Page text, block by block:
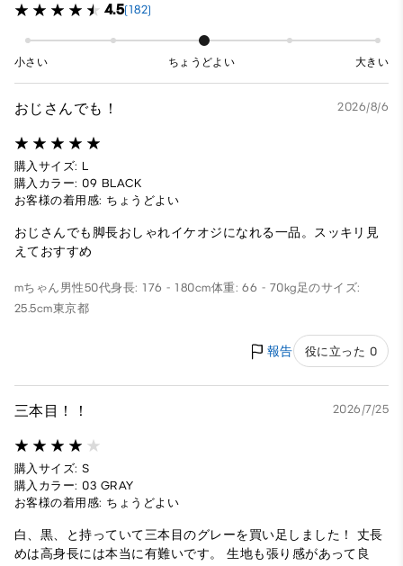
4.5(182)
小さい ちょうどよい 大きい
おじさんでも！ 2026/8/6
購入サイズ: L
購入カラー: 09 BLACK
お客様の着用感: ちょうどよい
おじさんでも脚長おしゃれイケオジになれる一品。スッキリ見
えておすすめ
mちゃん 男性50代身長: 176 - 180cm体重: 66 - 70kg足のサイズ:
25.5cm東京都
報告 役に立った 0
三本目！！ 2026/7/25
購入サイズ: S
購入カラー: 03 GRAY
お客様の着用感: ちょうどよい
白、黒、と持っていて三本目のグレーを買い足しました！ 丈長
めは高身長には本当に有難いです。 生地も張り感があって良